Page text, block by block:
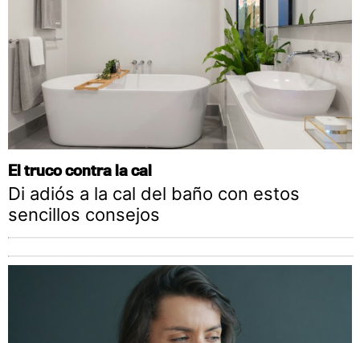
El truco contra la cal
Di adiós a la cal del baño con estos
sencillos consejos